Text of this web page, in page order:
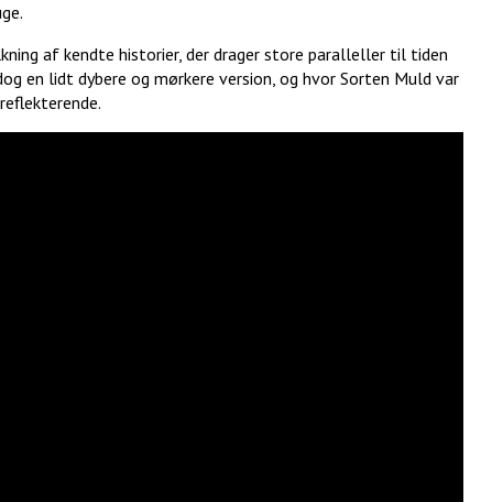
af kendte historier, der drager store paralleller til tiden
en lidt dybere og mørkere version, og hvor Sorten Muld var